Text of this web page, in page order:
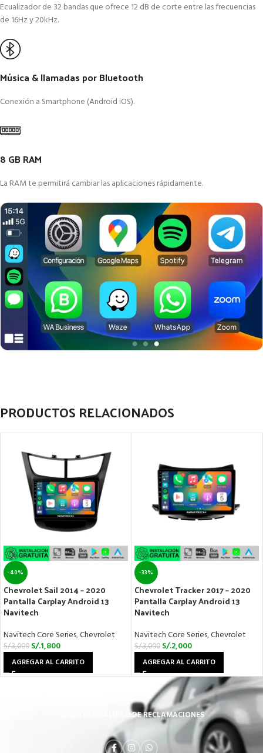
Ecualizador de 32 bandas que ofrece 12 dB de corte entre las frecuencias
de 16Hz y 20kHz.
Música & llamadas por Bluetooth
Conexión a Smartphone (Android iOS).
8 GB RAM
La RAM te permitirá cambiar las aplicaciones rápidamente.
PRODUCTOS RELACIONADOS
-40%
Chevrolet Sail 2014 – 2020
Pantalla Carplay Android 13
Navitech
Navitech Core Series,Chevrolet
S/.3,000 S/.1,800
AGREGAR AL CARRITO
-33%
Chevrolet Tracker 2017 – 2020
Pantalla Carplay Android 13
Navitech
Navitech Core Series,Chevrolet
S/.3,000 S/.2,000
AGREGAR AL CARRITO
LIBRO DE RECLAMACIONES